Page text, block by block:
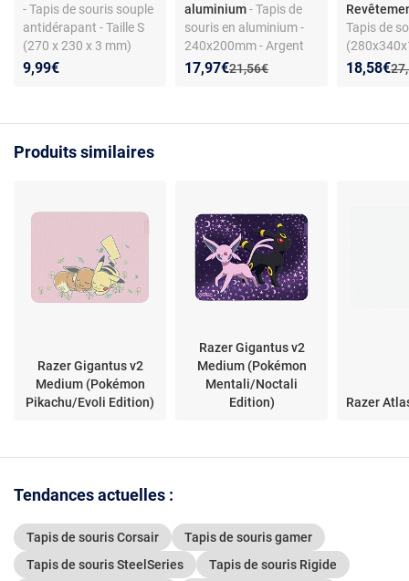
- Tapis de souris souple
antidérapant - Taille S
(270 x 230 x 3 mm)
9,99€
aluminium- Tapis de
souris en aluminium -
240x200mm - Argent
Ancien prix :
21,56€
Nouveau prix :
17,97€
Réduction de :
Tapis de
souple,
Nouveau
18,58€
Produits similaires
Razer Gigantus v2
Medium (Pokémon
Pikachu/Evoli Edition)
Razer Gigantus v2
Medium (Pokémon
Mentali/Noctali
Edition)
Razer
Tendances actuelles :
Tapis de souris Corsair
Tapis de souris gamer
Tapis de souris SteelSeries
Tapis de souris Rigide